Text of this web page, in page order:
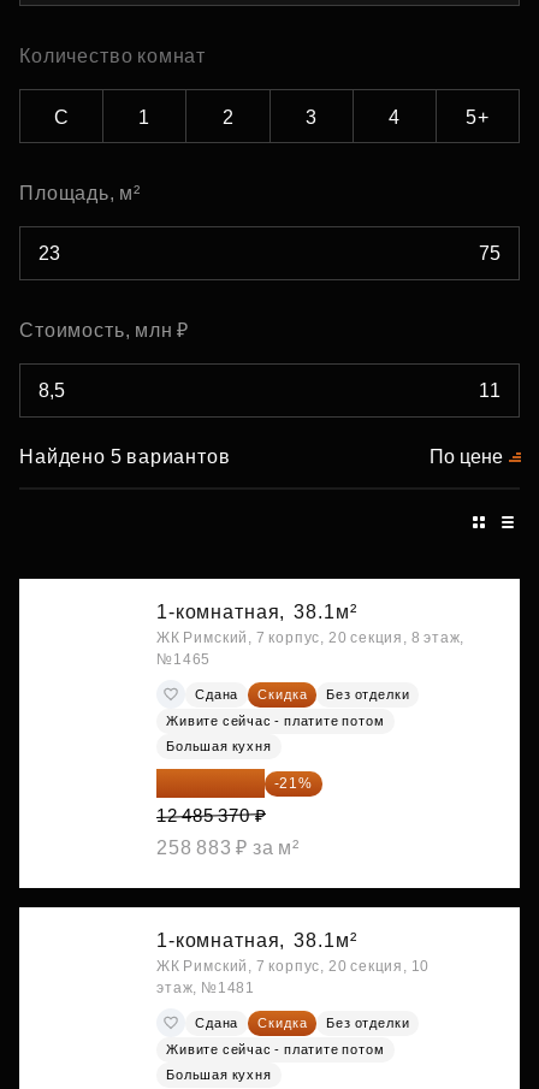
Количество комнат
С 1 2 3 4 5+
Площадь, м²
Стоимость, млн ₽
Найдено 5 вариантов По цене
1-комнатная, 38.1м²
ЖК Римский, 7 корпус, 20 секция, 8 этаж,
№1465
Сдана Скидка
Без отделки
Живите сейчас - платите потом
Большая кухня
-21%
12 485 370 ₽
258 883 ₽ за м²
1-комнатная, 38.1м²
ЖК Римский, 7 корпус, 20 секция, 10
этаж, №1481
Сдана Скидка
Без отделки
Живите сейчас - платите потом
Большая кухня